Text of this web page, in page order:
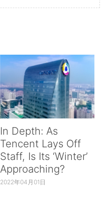
In Depth: As
Tencent Lays Off
Staff, Is Its ‘Winter’
Approaching?
2022年04月01日